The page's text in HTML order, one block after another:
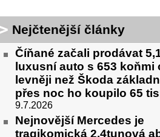
Nejčtenější články
Číňané začali prodávat
luxusní auto s 653 koňmi
levněji než Škoda
přes noc ho koupilo 65
9.7.2026
Nejnovější Mercedes je
tragikomická 2,4tunová